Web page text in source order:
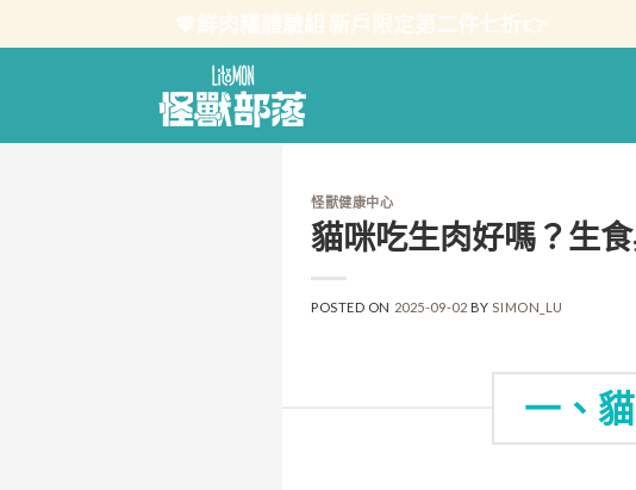
to
怪獸健康中心
貓咪吃生肉好嗎？生
POSTED ON 2025-09-02 BY SIMON_LU
一、